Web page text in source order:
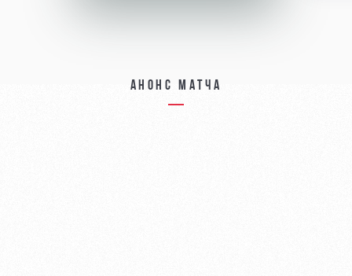
Анонс матча